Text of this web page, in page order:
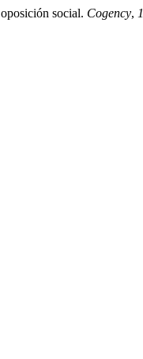
social. Cogency, 1